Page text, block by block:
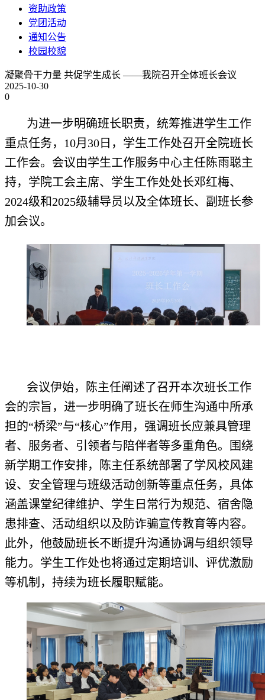
资助政策
党团活动
通知公告
校园校貌
凝聚骨干力量 共促学生成长 ——我院召开全体班长会议
2025-10-30
0
为进一步明确班长职责，统筹推进学生工作
重点任务，10月30日，学生工作处召开全院班长
工作会。会议由学生工作服务中心主任陈雨聪主
持，学院工会主席、学生工作处处长邓红梅、
2024级和2025级辅导员以及全体班长、副班长参
加会议。
会议伊始，陈主任阐述了召开本次班长工作
会的宗旨，进一步明确了班长在师生沟通中所承
担的“桥梁”与“核心”作用，强调班长应兼具管理
者、服务者、引领者与陪伴者等多重角色。围绕
新学期工作安排，陈主任系统部署了学风校风建
设、安全管理与班级活动创新等重点任务，具体
涵盖课堂纪律维护、学生日常行为规范、宿舍隐
患排查、活动组织以及防诈骗宣传教育等内容。
此外，他鼓励班长不断提升沟通协调与组织领导
能力。学生工作处也将通过定期培训、评优激励
等机制，持续为班长履职赋能。